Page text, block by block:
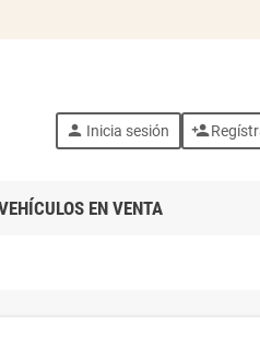
person Inicia sesión person_add
EN VENTA